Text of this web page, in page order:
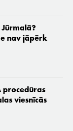
Jūrmalā?
nav jāpērk
procedūras
viesnīcās